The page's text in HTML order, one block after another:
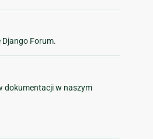
Forum.
dokumentacji w naszym